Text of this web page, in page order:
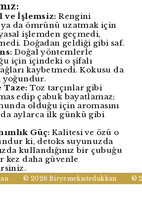
ve İşlemsiz: Rengini
da ömrünü uzatmak için
işlemden geçmedi,
Doğadan geldiği gibi saf.
Doğal yöntemlerle
için içindeki o şifalı
kaybetmedi. Kokusu da
yoğundur.
Taze: Toz tarçınlar gibi
edip çabuk bayatlamaz;
olduğu için aromasını
aylarca ilk günkü gibi
Güç: Kalitesi ve özü o
ki, detoks suyunuzda
kullandığınız bir çubuğu
kez daha güvenle
© 2026 Biryemekistedukkan ©